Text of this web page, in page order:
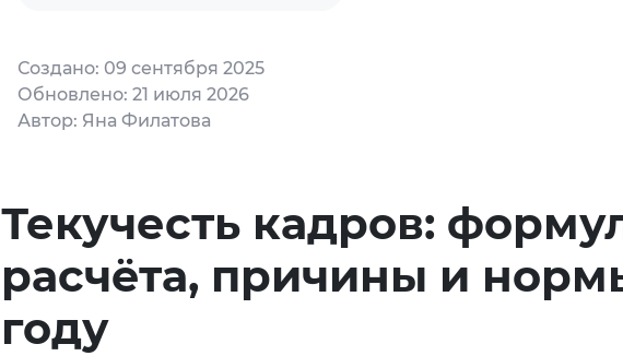
Создано: 09 сентября 2025
Обновлено: 21 июля 2026
Автор: Яна Филатова
Текучесть кадров:
расчёта, причины и
году